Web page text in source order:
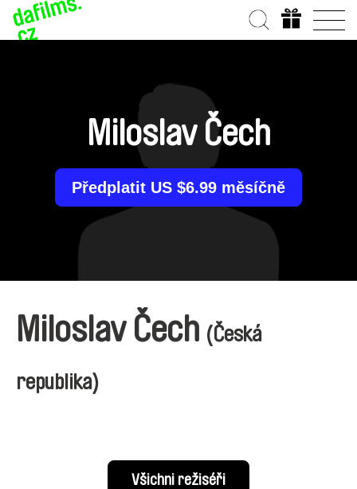
Miloslav Čech
Předplatit US $6.99 měsíčně
Miloslav Čech (Česká
republika)
Všichni režiséři